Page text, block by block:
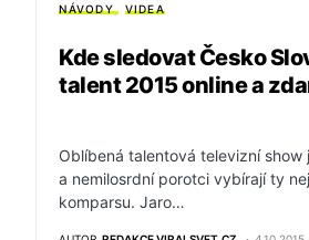
NÁVODY VIDEA
Kde sledovat Česko
talent 2015 online a
Oblíbená talentová televizní show
a nemilosrdní porotci vybírají ty
komparsu. Jaro…